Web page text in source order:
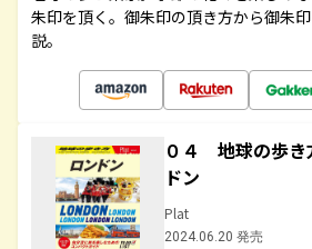
朱印を頂く。御朱印の頂き方から御朱
説。
０４ 地球の歩
ドン
Plat
2024.06.20 発売